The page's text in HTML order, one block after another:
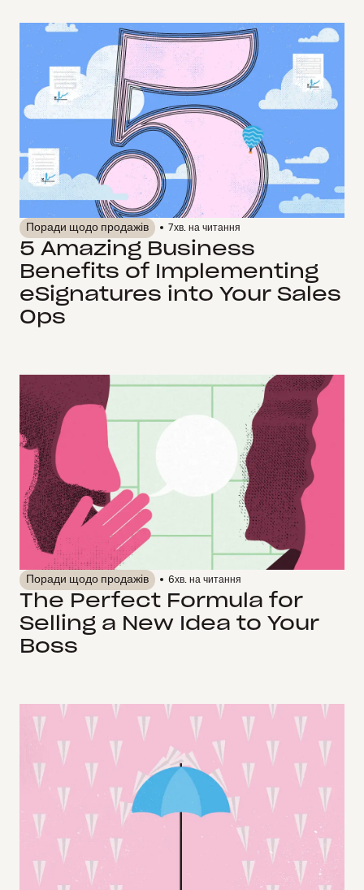
Поради щодо продажів 7хв. на читання
5 Amazing Business
Benefits of Implementing
eSignatures into Your Sales
Ops
Поради щодо продажів 6хв. на читання
The Perfect Formula for
Selling a New Idea to Your
Boss